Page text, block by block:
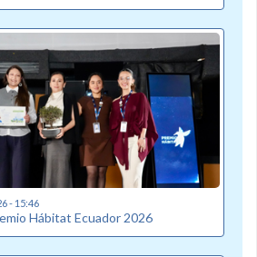
- 15:46
Hábitat Ecuador 2026